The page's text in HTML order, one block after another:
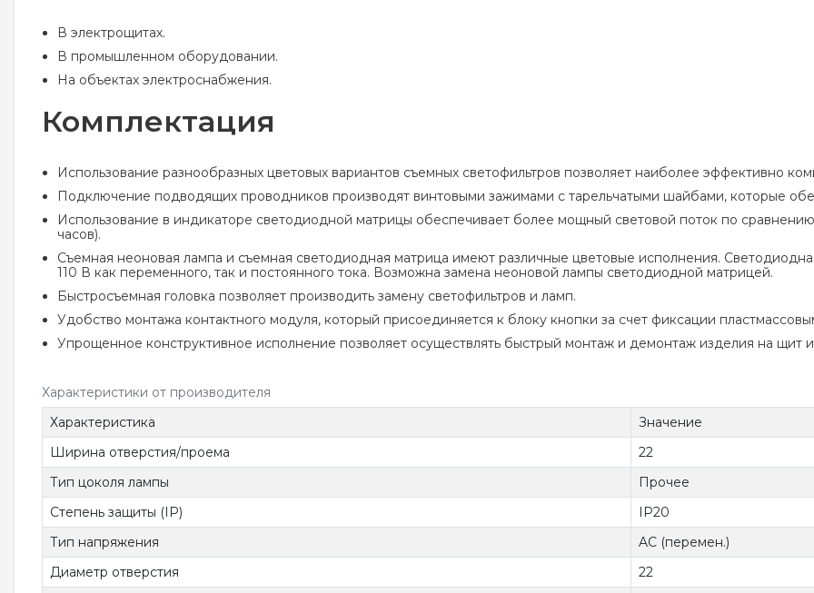
В электрощитах.
В промышленном оборудовании.
На объектах электроснабжения.
Комплектация
Использование разнообразных цветовых вариантов съемных светофильтров позволяет наиболее эффективно
Подключение подводящих проводников производят винтовыми зажимами с тарельчатыми шайбами, которые
Использование в индикаторе светодиодной матрицы обеспечивает более мощный световой поток по
часов).
Съемная неоновая лампа и съемная светодиодная матрица имеют различные цветовые исполнения.
110 В как переменного, так и постоянного тока. Возможна замена неоновой лампы светодиодной матрицей.
Быстросъемная головка позволяет производить замену светофильтров и ламп.
Удобство монтажа контактного модуля, который присоединяется к блоку кнопки за счет фиксации
Упрощенное конструктивное исполнение позволяет осуществлять быстрый монтаж и демонтаж изделия на щит
Характеристики от производителя
Характеристика
Значение
Ширина отверстия/проема
22
Тип цоколя лампы
Прочее
Степень защиты (IP)
IP20
Тип напряжения
AC (перемен.)
Диаметр отверстия
22